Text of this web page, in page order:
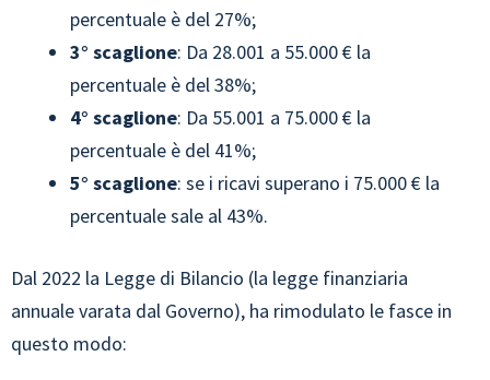
percentuale è del 27%;
3° scaglione: Da 28.001 a 55.000 € la
percentuale è del 38%;
4° scaglione: Da 55.001 a 75.000 € la
percentuale è del 41%;
5° scaglione: se i ricavi superano i 75.000 € la
percentuale sale al 43%.
Dal 2022 la Legge di Bilancio (la legge finanziaria
annuale varata dal Governo), ha rimodulato le fasce in
questo modo: